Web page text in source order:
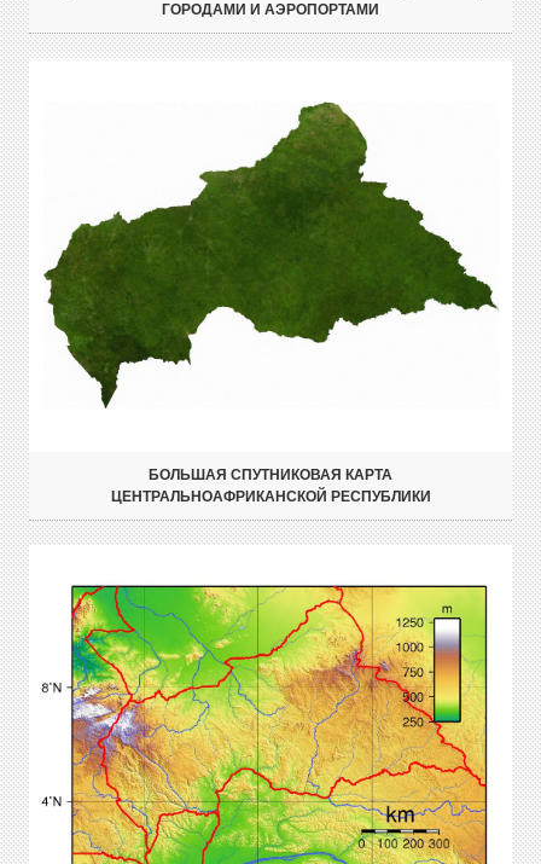
ГОРОДАМИ И АЭРОПОРТАМИ
БОЛЬШАЯ СПУТНИКОВАЯ КАРТА
ЦЕНТРАЛЬНОАФРИКАНСКОЙ РЕСПУБЛИКИ